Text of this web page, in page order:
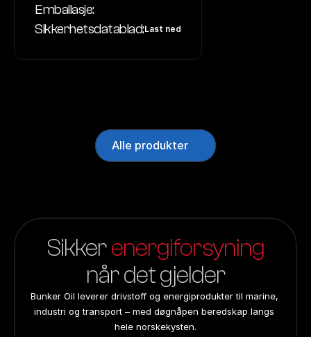
Emballasje:
Sikkerhetsdatablad:Last ned
Alle produkter
Sikker energiforsyning
når det gjelder
Bunker Oil leverer drivstoff og energiprodukter til marine,
industri og transport – med døgnåpen beredskap langs
hele norskekysten.